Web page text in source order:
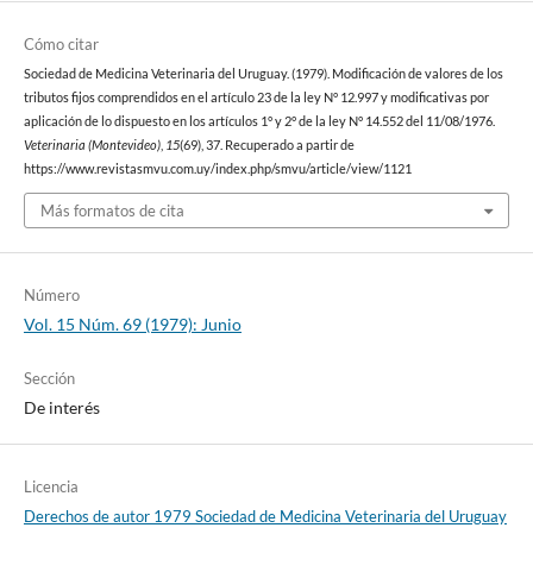
Cómo citar
Sociedad de Medicina Veterinaria del Uruguay. (1979). Modificación de valores de los
tributos fijos comprendidos en el artículo 23 de la ley N° 12.997 y modificativas por
aplicación de lo dispuesto en los artículos 1° y 2° de la ley N° 14.552 del 11/08/1976.
Veterinaria (Montevideo), 15(69), 37. Recuperado a partir de
https://www.revistasmvu.com.uy/index.php/smvu/article/view/1121
Más formatos de cita
Número
Vol. 15 Núm. 69 (1979): Junio
Sección
De interés
Licencia
Derechos de autor 1979 Sociedad de Medicina Veterinaria del Uruguay